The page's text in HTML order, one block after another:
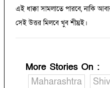
এই ধাক্কা সামলাতে পারবে, নাকি
সেই উত্তর মিলবে খুব শীঘ্রই।
More Stories On :
Maharashtra